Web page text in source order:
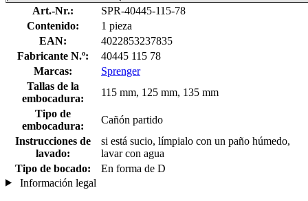
Art.-Nr.:
SPR-40445-115-78
Contenido:
1 pieza
EAN:
4022853237835
Fabricante N.º:
40445 115 78
Marcas:
Sprenger
Tallas de la
embocadura:
115 mm, 125 mm, 135 mm
Tipo de
embocadura:
Cañón partido
Instrucciones de
lavado:
si está sucio, límpialo con un paño húmedo,
lavar con agua
Tipo de bocado:
En forma de D
Información legal